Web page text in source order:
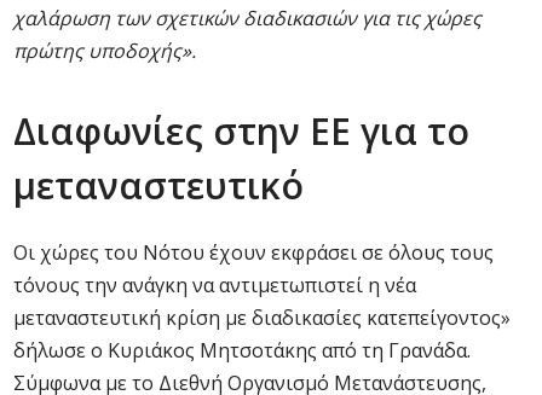
χαλάρωση των σχετικών διαδικασιών για τις χώρες
πρώτης υποδοχής».
Διαφωνίες στην ΕΕ για το
μεταναστευτικό
Οι χώρες του Νότου έχουν εκφράσει σε όλους τους
τόνους την ανάγκη να αντιμετωπιστεί η νέα
μεταναστευτική κρίση με διαδικασίες κατεπείγοντος»
δήλωσε ο Κυριάκος Μητσοτάκης από τη Γρανάδα.
Σύμφωνα με το Διεθνή Οργανισμό Μετανάστευσης,